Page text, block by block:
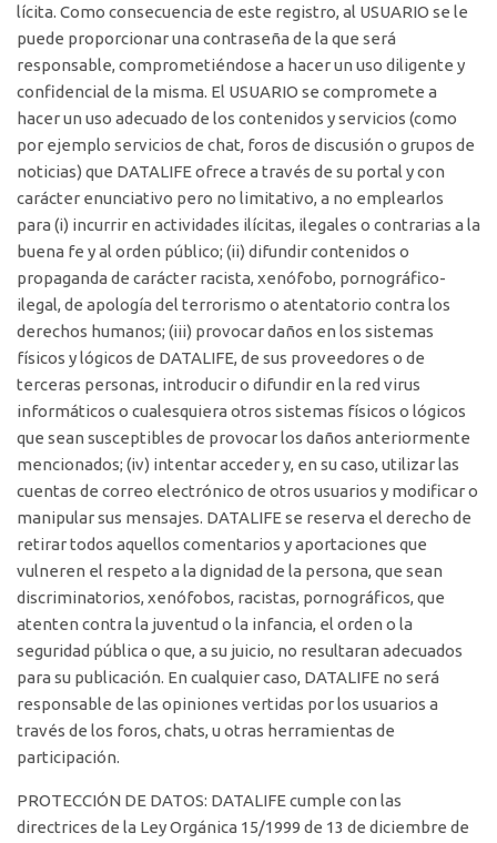
lícita. Como consecuencia de este registro, al USUARIO se le
puede proporcionar una contraseña de la que será
responsable, comprometiéndose a hacer un uso diligente y
confidencial de la misma. El USUARIO se compromete a
hacer un uso adecuado de los contenidos y servicios (como
por ejemplo servicios de chat, foros de discusión o grupos de
noticias) que DATALIFE ofrece a través de su portal y con
carácter enunciativo pero no limitativo, a no emplearlos
para (i) incurrir en actividades ilícitas, ilegales o contrarias a la
buena fe y al orden público; (ii) difundir contenidos o
propaganda de carácter racista, xenófobo, pornográfico-
ilegal, de apología del terrorismo o atentatorio contra los
derechos humanos; (iii) provocar daños en los sistemas
físicos y lógicos de DATALIFE, de sus proveedores o de
terceras personas, introducir o difundir en la red virus
informáticos o cualesquiera otros sistemas físicos o lógicos
que sean susceptibles de provocar los daños anteriormente
mencionados; (iv) intentar acceder y, en su caso, utilizar las
cuentas de correo electrónico de otros usuarios y modificar o
manipular sus mensajes. DATALIFE se reserva el derecho de
retirar todos aquellos comentarios y aportaciones que
vulneren el respeto a la dignidad de la persona, que sean
discriminatorios, xenófobos, racistas, pornográficos, que
atenten contra la juventud o la infancia, el orden o la
seguridad pública o que, a su juicio, no resultaran adecuados
para su publicación. En cualquier caso, DATALIFE no será
responsable de las opiniones vertidas por los usuarios a
través de los foros, chats, u otras herramientas de
participación.
PROTECCIÓN DE DATOS: DATALIFE cumple con las
directrices de la Ley Orgánica 15/1999 de 13 de diciembre de